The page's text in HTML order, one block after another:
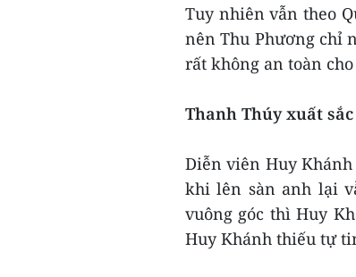
Tuy nhiên vẫn theo
nên Thu Phương chỉ
rất không an toàn cho
Thanh Thúy xuất
Diễn viên Huy
khi lên sàn anh lại
vuông góc thì Huy
Huy Khánh thiếu tự